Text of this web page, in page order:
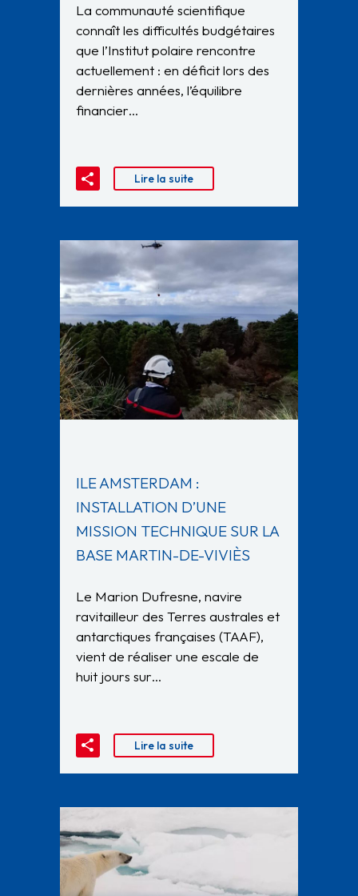
La communauté scientifique
connaît les difficultés budgétaires
que l’Institut polaire rencontre
actuellement : en déficit lors des
dernières années, l’équilibre
financier…
Lire la suite
ILE AMSTERDAM :
INSTALLATION D’UNE
MISSION TECHNIQUE SUR LA
BASE MARTIN-DE-VIVIÈS
Le Marion Dufresne, navire
ravitailleur des Terres australes et
antarctiques françaises (TAAF),
vient de réaliser une escale de
huit jours sur…
Lire la suite